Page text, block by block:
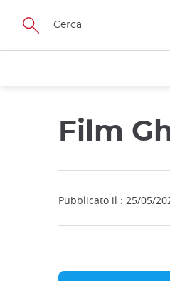
Skip
main
Film
Pubblicato il : 25/05/